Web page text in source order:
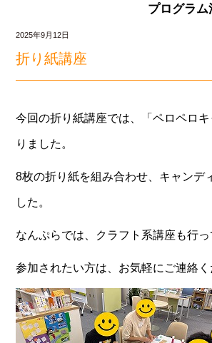
プログラ
2025年9月12日
折り紙講座
今回の折り紙講座では、「ペロペロ
りました。
8枚の折り紙を組み合わせ、キャンデ
した。
なんぷらでは、クラフト系講座も行っ
参加されたい方は、お気軽にご連絡く